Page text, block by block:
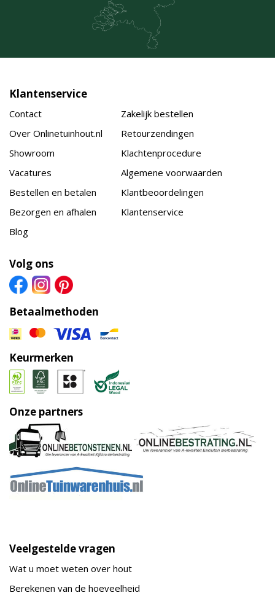
Klantenservice
Contact
Over Onlinetuinhout.nl
Showroom
Vacatures
Bestellen en betalen
Bezorgen en afhalen
Blog
Zakelijk bestellen
Retourzendingen
Klachtenprocedure
Algemene voorwaarden
Klantbeoordelingen
Klantenservice
Volg ons
Betaalmethoden
Keurmerken
Onze partners
Veelgestelde vragen
Wat u moet weten over hout
Berekenen van de hoeveelheid